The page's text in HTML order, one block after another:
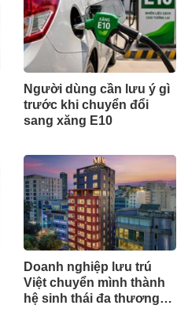
Người dùng cần lưu ý gì
trước khi chuyển đổi
sang xăng E10
Doanh nghiệp lưu trú
Việt chuyển mình thành
hệ sinh thái đa thương